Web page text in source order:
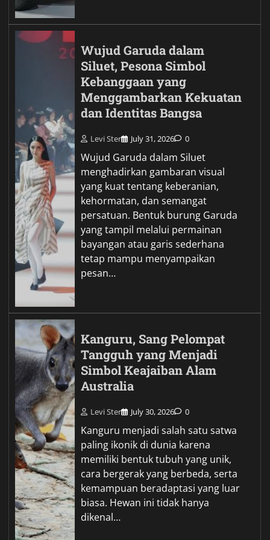
Wujud Garuda dalam
Siluet, Pesona Simbol
Kebanggaan yang
Menggambarkan Kekuatan
dan Identitas Bangsa
Levi Ster July 31, 2026 0
Wujud Garuda dalam Siluet
menghadirkan gambaran visual
yang kuat tentang keberanian,
kehormatan, dan semangat
persatuan. Bentuk burung Garuda
yang tampil melalui permainan
bayangan atau garis sederhana
tetap mampu menyampaikan
pesan…
Kanguru, Sang Pelompat
Tangguh yang Menjadi
Simbol Keajaiban Alam
Australia
Levi Ster July 30, 2026 0
Kanguru menjadi salah satu satwa
paling ikonik di dunia karena
memiliki bentuk tubuh yang unik,
cara bergerak yang berbeda, serta
kemampuan beradaptasi yang luar
biasa. Hewan ini tidak hanya
dikenal…